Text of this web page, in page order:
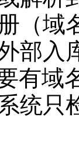
（域
部入
有域
统只